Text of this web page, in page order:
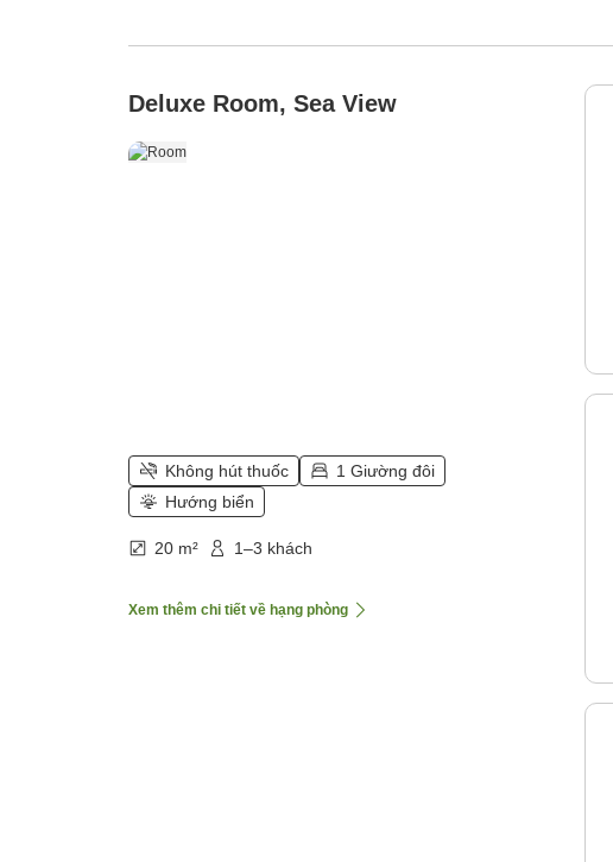
Deluxe Room, Sea View
Không hút thuốc
1 Giường đôi
Hướng biển
20 m² 1–3 khách
Xem thêm chi tiết về hạng phòng